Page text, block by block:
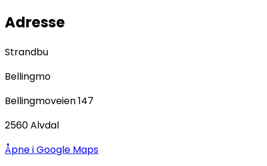
Adresse
Strandbu
Bellingmo
Bellingmoveien 147
2560Alvdal
Åpne i Google Maps